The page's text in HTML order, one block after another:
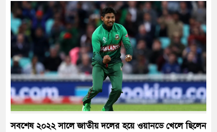
সবশেষ ২০২২ সালে জাতীয় দলের হয়ে ওয়ানডে খেলে ছিলেন